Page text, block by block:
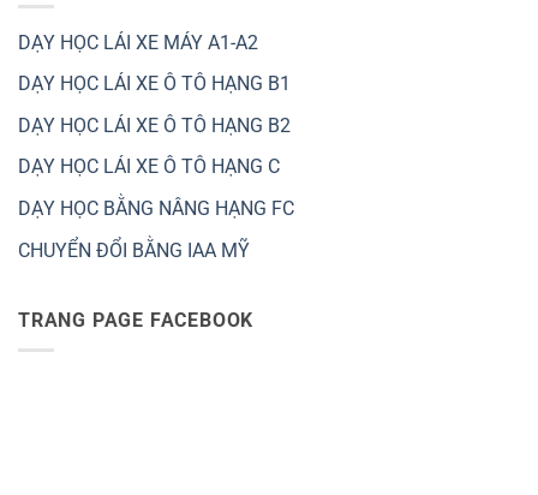
DẠY HỌC LÁI XE MÁY A1-A2
DẠY HỌC LÁI XE Ô TÔ HẠNG B1
DẠY HỌC LÁI XE Ô TÔ HẠNG B2
DẠY HỌC LÁI XE Ô TÔ HẠNG C
DẠY HỌC BẰNG NÂNG HẠNG FC
CHUYỂN ĐỔI BẰNG IAA MỸ
TRANG PAGE FACEBOOK